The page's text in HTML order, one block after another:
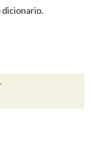
PALABRAS